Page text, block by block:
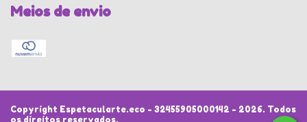
Meios de envio
Copyright Espetacularte.eco - 32455905000142 - 2026. Todos
os direitos reservados.